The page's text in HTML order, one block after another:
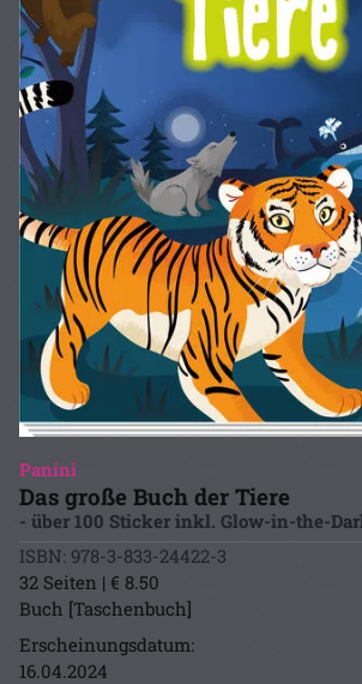
Panini
Das große Buch der Tiere
- über 100 Sticker inkl. Glow-in-the-
ISBN: 978-3-833-24422-3
32 Seiten | € 8.50
Buch [Taschenbuch]
Erscheinungsdatum:
16.04.2024